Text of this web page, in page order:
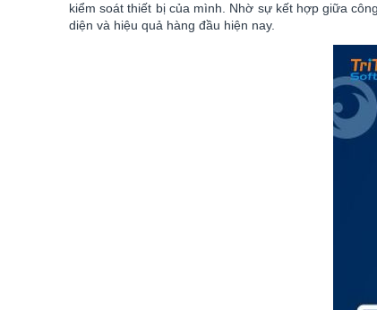
kiểm soát thiết bị của mình. Nhờ sự kết hợp giữa
diện và hiệu quả hàng đầu hiện nay.